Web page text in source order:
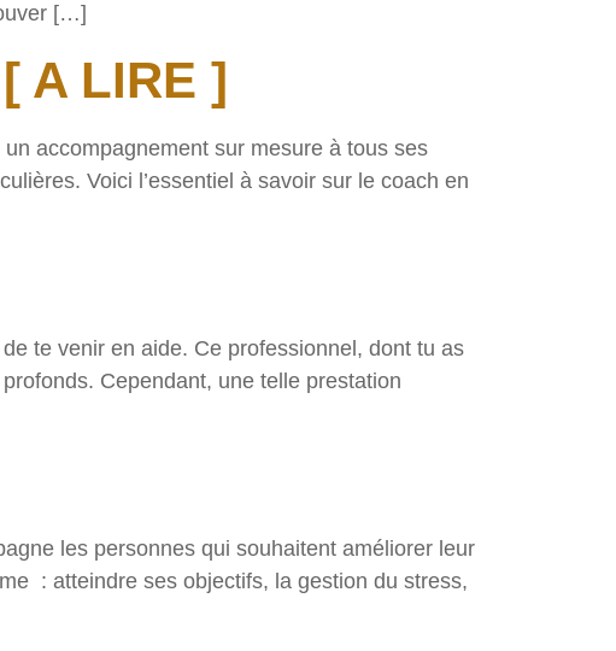
[…]
A LIRE ]
accompagnement sur mesure à tous ses
Voici l’essentiel à savoir sur le coach en
te venir en aide. Ce professionnel, dont tu as
Cependant, une telle prestation
les personnes qui souhaitent améliorer leur
: atteindre ses objectifs, la gestion du stress,